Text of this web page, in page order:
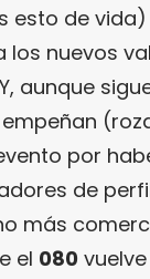
esto de
los nuevos
aunque
por
de
más
el 080